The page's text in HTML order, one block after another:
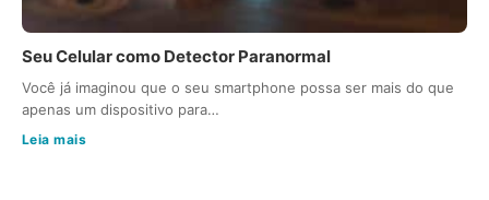
Seu Celular como Detector Paranormal
Você já imaginou que o seu smartphone possa ser mais do que
apenas um dispositivo para…
Leia mais